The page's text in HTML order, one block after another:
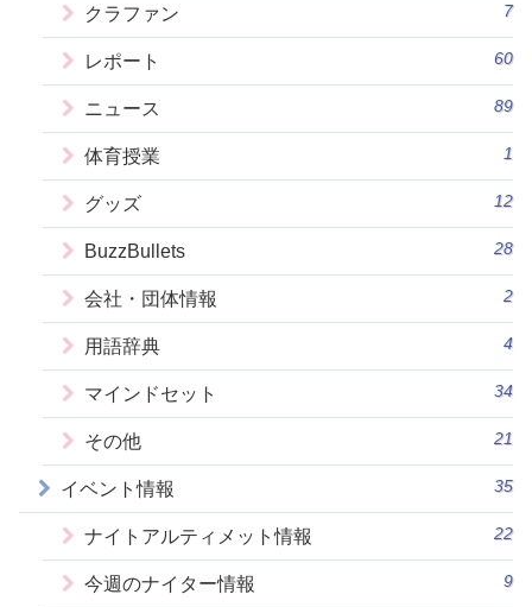
クラファン 7
レポート 60
ニュース 89
体育授業 1
グッズ 12
BuzzBullets 28
会社・団体情報 2
用語辞典 4
マインドセット 34
その他 21
イベント情報 35
ナイトアルティメット情報 22
今週のナイター情報 9